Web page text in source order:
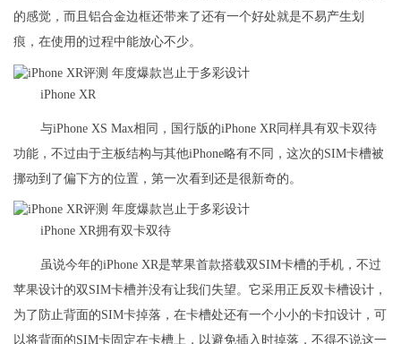
的感觉，而且铝合金边框还带来了还有一个好处就是不易产生划
痕，在使用的过程中能放心不少。
iPhone XR
与iPhone XS Max相同，国行版的iPhone XR同样具有双卡双待
功能，不过由于主板结构与其他iPhone略有不同，这次的SIM卡槽被
挪动到了偏下方的位置，第一次看到还是很新奇的。
iPhone XR拥有双卡双待
虽说今年的iPhone XR是苹果首款搭载双SIM卡槽的手机，不过
苹果设计的双SIM卡槽并没有让我们失望。它采用正反双卡槽设计，
为了防止背面的SIM卡掉落，在卡槽处还有一个小小的卡扣设计，可
以将背面的SIM卡固定在卡槽上，以避免插入时掉落，不得不说这一